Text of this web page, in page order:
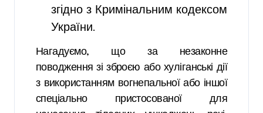
згідно з Кримінальним кодексом
України.
Нагадуємо, що за незаконне
поводження зі зброєю або хуліганські дії
з використанням вогнепальної або іншої
спеціально пристосованої для